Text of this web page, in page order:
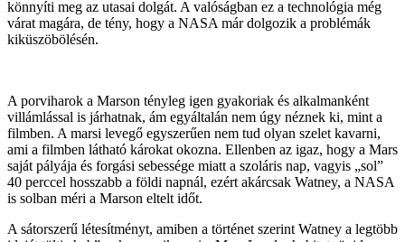
könnyíti meg az utasai dolgát. A valóságban ez a technológia még
várat magára, de tény, hogy a NASA már dolgozik a problémák
kiküszöbölésén.
A porviharok a Marson tényleg igen gyakoriak és alkalmanként
villámlással is járhatnak, ám egyáltalán nem úgy néznek ki, mint a
filmben. A marsi levegő egyszerűen nem tud olyan szelet kavarni,
ami a filmben látható károkat okozna. Ellenben az igaz, hogy a Mars
saját pályája és forgási sebessége miatt a szoláris nap, vagyis „sol”
40 perccel hosszabb a földi napnál, ezért akárcsak Watney, a NASA
is solban méri a Marson eltelt időt.
A sátorszerű létesítményt, amiben a történet szerint Watney a legtöbb